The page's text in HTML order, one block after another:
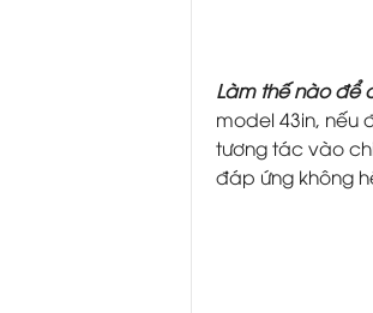
Làm thế nào để
model 43in, nếu
tương tác vào
đáp ứng không